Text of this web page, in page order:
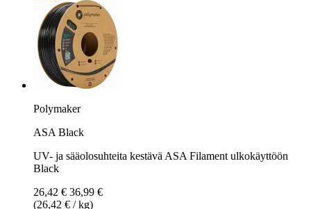
Polymaker
ASA Black
UV- ja sääolosuhteita kestävä ASA Filament ulkokäyttöön
Black
26,42 € 36,99 €
(26,42 € / kg)